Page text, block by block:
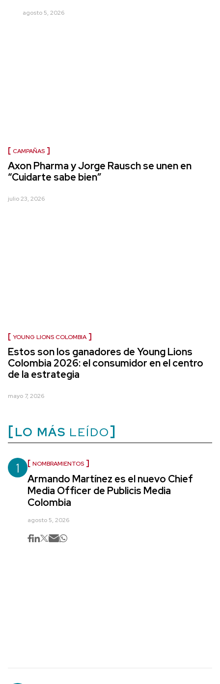
agosto 5, 2026
CAMPAÑAS
Axon Pharma y Jorge Rausch se unen en
“Cuidarte sabe bien”
julio 23, 2026
YOUNG LIONS COLOMBIA
Estos son los ganadores de Young Lions
Colombia 2026: el consumidor en el centro
de la estrategia
mayo 7, 2026
LO MÁS LEÍDO
1 NOMBRAMIENTOS
Armando Martínez es el nuevo Chief
Media Officer de Publicis Media
Colombia
agosto 5, 2026